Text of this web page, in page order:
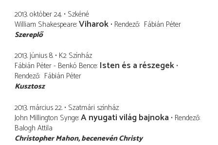
2013. október 24. Szkéné
William Shakespeare Viharok Rendező Fábián Péter
Szereplő
2013. június 8. K2 Színház
Fábián Péter - Benkó Bence Isten és a részegek
Rendező Fábián Péter
Kusztosz
2013. március 22. Szatmári színház
John Millington Synge A nyugati világ bajnoka Rendező
Balogh Attila
Christopher Mahon becenevén Christy